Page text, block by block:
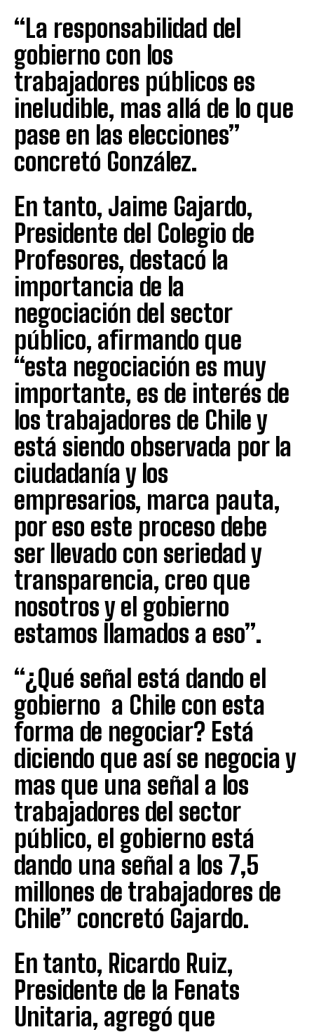
“La responsabilidad del
gobierno con los
trabajadores públicos es
ineludible, mas allá de lo que
pase en las elecciones”
concretó González.
En tanto, Jaime Gajardo,
Presidente del Colegio de
Profesores, destacó la
importancia de la
negociación del sector
público, afirmando que
“esta negociación es muy
importante, es de interés de
los trabajadores de Chile y
está siendo observada por la
ciudadanía y los
empresarios, marca pauta,
por eso este proceso debe
ser llevado con seriedad y
transparencia, creo que
nosotros y el gobierno
estamos llamados a eso”.
“¿Qué señal está dando el
gobierno a Chile con esta
forma de negociar? Está
diciendo que así se negocia y
mas que una señal a los
trabajadores del sector
público, el gobierno está
dando una señal a los 7,5
millones de trabajadores de
Chile” concretó Gajardo.
En tanto, Ricardo Ruiz,
Presidente de la Fenats
Unitaria, agregó que